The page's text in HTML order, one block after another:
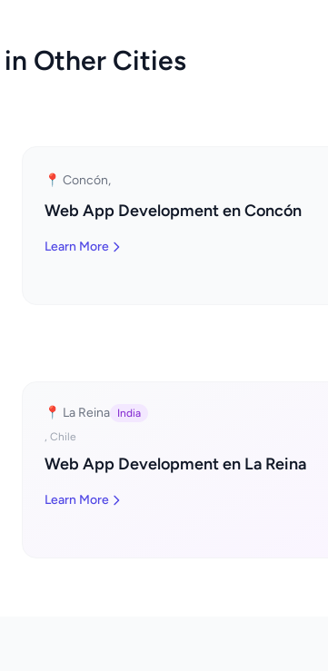
Other Cities
📍 Concón,
Web App Development en Concón
Learn More
📍 La Reina
India
, Chile
Web App Development en La Reina
Learn More